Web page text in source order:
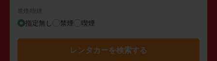
禁煙/喫煙
指定無し 禁煙 喫煙
レンタカーを検索する